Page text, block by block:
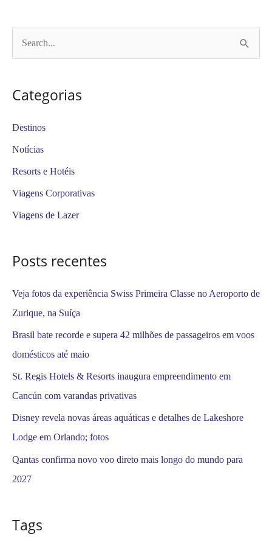
u
i
p
Categorias
Destinos
Notícias
Resorts e Hotéis
Viagens Corporativas
Viagens de Lazer
Posts recentes
Veja fotos da experiência Swiss Primeira Classe no Aeroporto de
Zurique, na Suíça
Brasil bate recorde e supera 42 milhões de passageiros em voos
domésticos até maio
St. Regis Hotels & Resorts inaugura empreendimento em
Cancún com varandas privativas
Disney revela novas áreas aquáticas e detalhes de Lakeshore
Lodge em Orlando; fotos
Qantas confirma novo voo direto mais longo do mundo para
2027
Tags